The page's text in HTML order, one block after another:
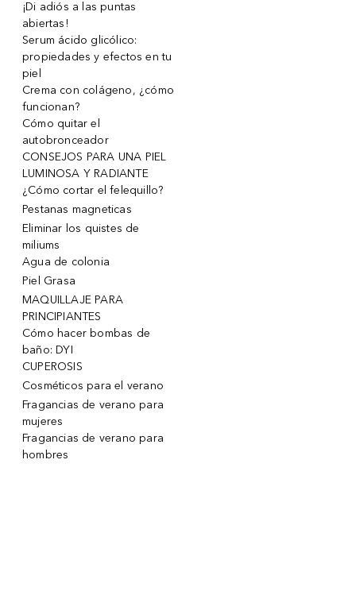
¡Di adiós a las puntas
abiertas!
Serum ácido glicólico:
propiedades y efectos en tu
piel
Crema con colágeno, ¿cómo
funcionan?
Cómo quitar el
autobronceador
CONSEJOS PARA UNA PIEL
LUMINOSA Y RADIANTE
¿Cómo cortar el felequillo?
Pestanas magneticas
Eliminar los quistes de
miliums
Agua de colonia
Piel Grasa
MAQUILLAJE PARA
PRINCIPIANTES
Cómo hacer bombas de
baño: DYI
CUPEROSIS
Cosméticos para el verano
Fragancias de verano para
mujeres
Fragancias de verano para
hombres